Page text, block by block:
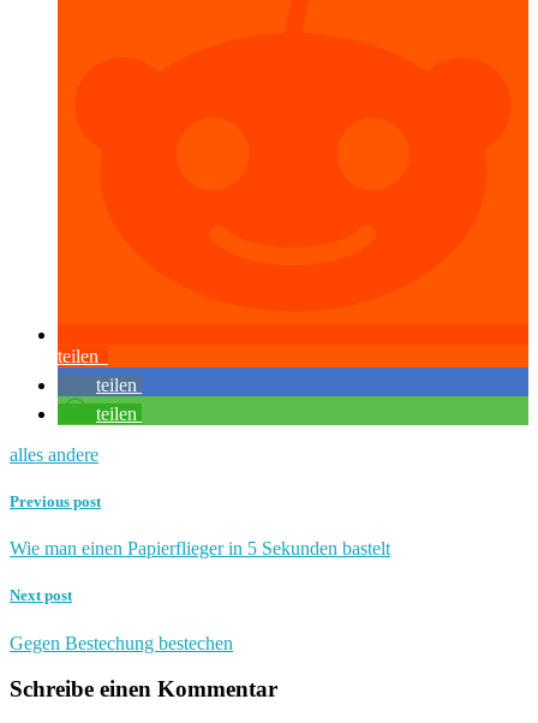
teilen
teilen
teilen
alles andere
Previous post
Wie man einen Papierflieger in 5 Sekunden bastelt
Next post
Gegen Bestechung bestechen
Schreibe einen Kommentar